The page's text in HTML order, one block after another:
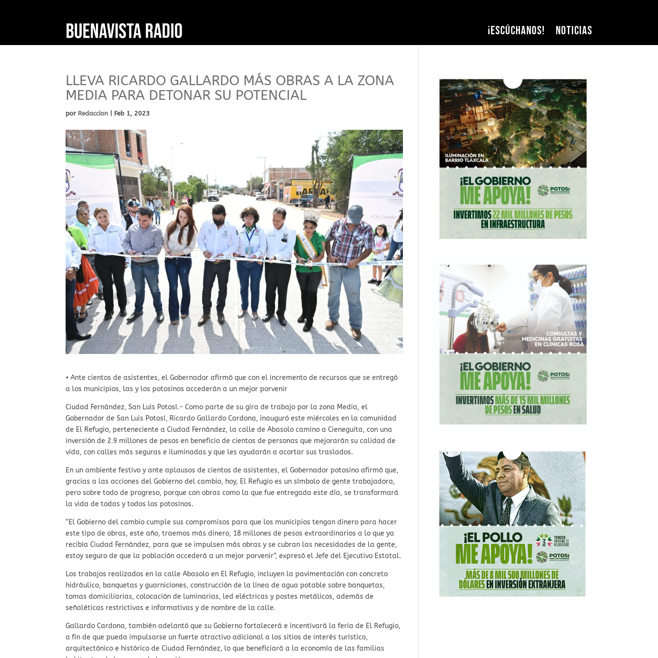
¡Escúchanos! Noticias
LLEVA RICARDO GALLARDO MÁS OBRAS A LA ZONA
MEDIA PARA DETONAR SU POTENCIAL
por Redaccion Feb 1, 2023
• Ante cientos de asistentes, el Gobernador afirmó que con el incremento de recursos que se entregó
a los municipios, las y los potosinos accederán a un mejor porvenir
Ciudad Fernández, San Luis Potosí.- Como parte de su gira de trabajo por la zona Media, el
Gobernador de San Luis Potosí, Ricardo Gallardo Cardona, inauguró este miércoles en la comunidad
de El Refugio, perteneciente a Ciudad Fernández, la calle de Abasolo camino a Cieneguita, con una
inversión de 2.9 millones de pesos en beneficio de cientos de personas que mejorarán su calidad de
vida, con calles más seguras e iluminadas y que les ayudarán a acortar sus traslados.
En un ambiente festivo y ante aplausos de cientos de asistentes, el Gobernador potosino afirmó que,
gracias a las acciones del Gobierno del cambio, hoy, El Refugio es un símbolo de gente trabajadora,
pero sobre todo de progreso, porque con obras como la que fue entregada este día, se transformará
la vida de todas y todos los potosinos.
“El Gobierno del cambio cumple sus compromisos para que los municipios tengan dinero para hacer
este tipo de obras, este año, traemos más dinero, 18 millones de pesos extraordinarios a lo que ya
recibía Ciudad Fernández, para que se impulsen más obras y se cubran las necesidades de la gente,
estoy seguro de que la población accederá a un mejor porvenir”, expresó el Jefe del Ejecutivo Estatal.
Los trabajos realizados en la calle Abasolo en El Refugio, incluyen la pavimentación con concreto
hidráulico, banquetas y guarniciones, construcción de la línea de agua potable sobre banquetas,
tomas domiciliarias, colocación de luminarias, led eléctricas y postes metálicos, además de
señaléticas restrictivas e informativas y de nombre de la calle.
Gallardo Cardona, también adelantó que su Gobierno fortalecerá e incentivará la feria de El Refugio,
a fin de que pueda impulsarse un fuerte atractivo adicional a los sitios de interés turístico,
arquitectónico e histórico de Ciudad Fernández, lo que beneficiará a la economía de las familias